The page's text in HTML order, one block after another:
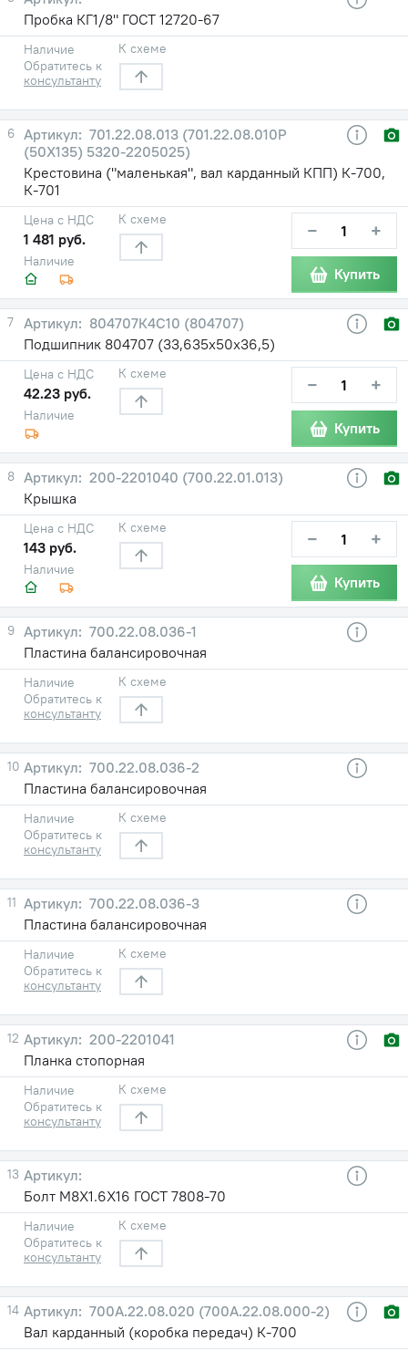
Пробка КГ1/8" ГОСТ 12720-67
Наличие
Обратитесь к
консультанту
К схеме
6
701.22.08.013 (701.22.08.010Р
(50Х135) 5320-2205025)
Крестовина ("маленькая", вал карданный КПП) К-700,
К-701
Наличие
Цена с НДС
1 481 руб.
К схеме − +
Купить
7
804707К4С10 (804707)
Подшипник 804707 (33,635х50х36,5)
Наличие
Цена с НДС
42.23 руб.
К схеме − +
Купить
8
200-2201040 (700.22.01.013)
Крышка
Наличие
Цена с НДС
143 руб.
К схеме − +
Купить
9
700.22.08.036-1
Пластина балансировочная
Наличие
Обратитесь к
консультанту
К схеме
10
700.22.08.036-2
Пластина балансировочная
Наличие
Обратитесь к
консультанту
К схеме
11
700.22.08.036-3
Пластина балансировочная
Наличие
Обратитесь к
консультанту
К схеме
12
200-2201041
Планка стопорная
Наличие
Обратитесь к
консультанту
К схеме
13
Болт М8Х1.6Х16 ГОСТ 7808-70
Наличие
Обратитесь к
консультанту
К схеме
14
700А.22.08.020 (700А.22.08.000-2)
Вал карданный (коробка передач) К-700